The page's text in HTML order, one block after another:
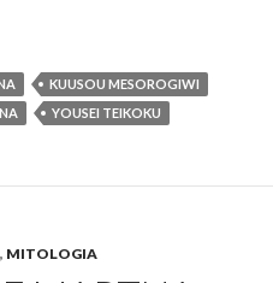
KUUSOU MESOROGIWI
YOUSEI TEIKOKU
, MITOLOGIA